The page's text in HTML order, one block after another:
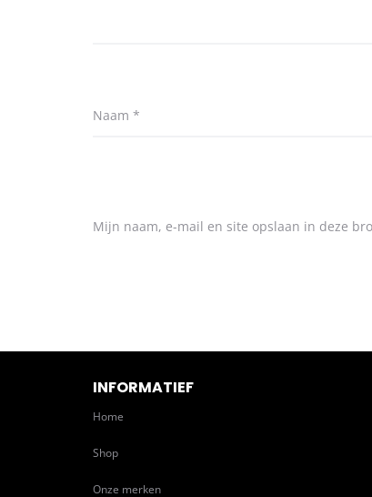
Naam *
Mijn naam, e-mail en site opslaan in deze
INFORMATIEF
Home
Shop
Onze merken